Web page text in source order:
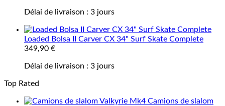
Délai de livraison : 3 jours
Loaded Bolsa II Carver CX 34" Surf Skate Complete
349,90 €
Délai de livraison : 3 jours
Top Rated
Camions de slalom